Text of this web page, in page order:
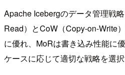
Apache Icebergのデータ管理戦
Read）とCoW（Copy-on-Write
に優れ、MoRは書き込み性能に
ケースに応じて適切な戦略を選択